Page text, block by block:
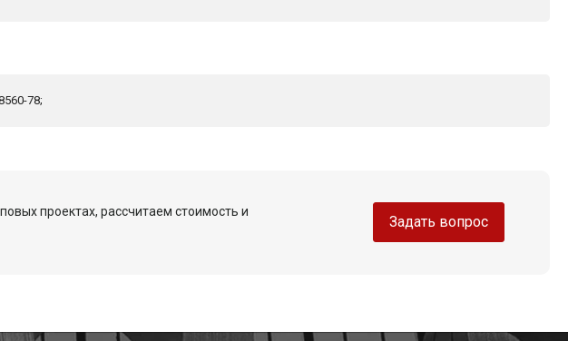
78;
проектах, рассчитаем стоимость и
Задать вопрос